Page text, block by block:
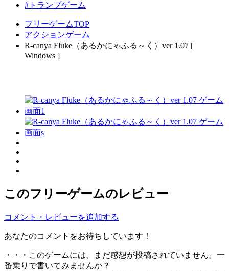
#トランプゲーム
フリーゲームTOP
アクションゲーム
R-canya Fluke（あるかにゃふる～く）ver 1.07 [
Windows ]
このフリーゲームのレビュー
コメント・レビューを追加する
あなたのコメントをお待ちしています！
・・・このゲームには、まだ感想が投稿されていません。一
番乗りで書いてみませんか？